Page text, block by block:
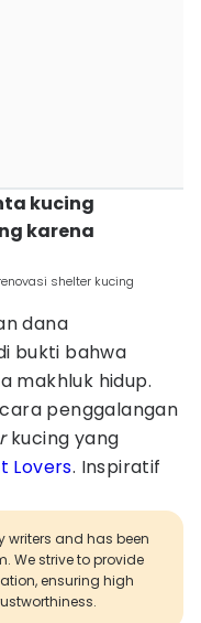
kucing
karena
shelter kucing
dana
bukti bahwa
makhluk hidup.
penggalangan
kucing yang
Lovers. Inspiratif
writers and has been
We strive to provide
ensuring high